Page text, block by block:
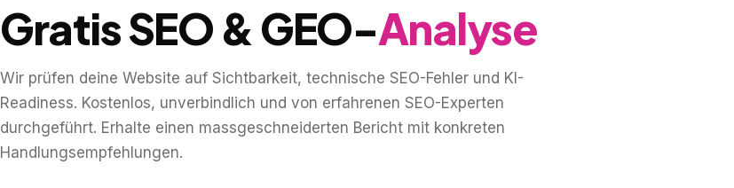
Gratis SEO & GEO-Analyse
Wir prüfen deine Website auf Sichtbarkeit, technische SEO-Fehler und KI-
Readiness. Kostenlos, unverbindlich und von erfahrenen SEO-Experten
durchgeführt. Erhalte einen massgeschneiderten Bericht mit konkreten
Handlungsempfehlungen.